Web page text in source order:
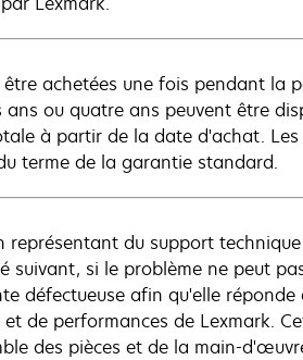
achetées une fois pendant la
ou quatre ans peuvent être
à partir de la date d'achat.
terme de la garantie standard.
du support
suivant, si le problème ne peut
défectueuse afin qu'elle réponde
de performances de Lexmark.
des pièces et de la main-